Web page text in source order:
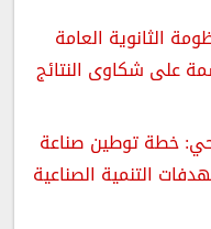
الثانوية العامة
على شكاوى النتائج
خطة توطين صناعة
التنمية الصناعية